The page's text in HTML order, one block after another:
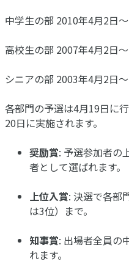
中学生の部 2010年4月2日
高校生の部 2007年4月2日
シニアの部 2003年4月2日
各部門の予選は4月19日に
20日に実施されます。
奨励賞: 予選参加者の
者として選ばれます。
上位入賞: 決選で各部
は3位）まで。
知事賞: 出場者全員の
れます。